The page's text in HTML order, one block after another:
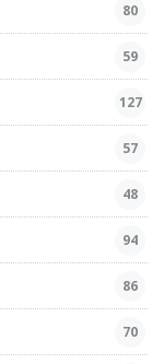
80
59
127
57
48
94
86
70